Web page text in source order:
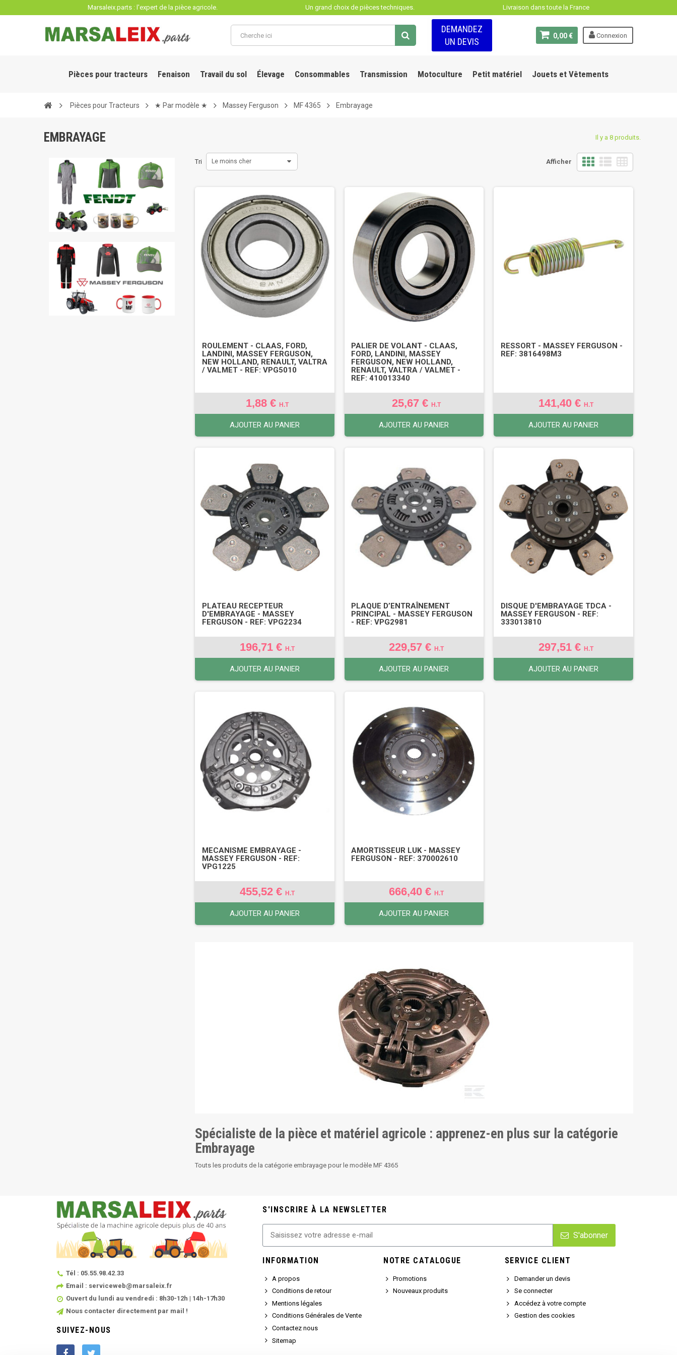
Marsaleix.parts : l'expert de la pièce agricole. Un grand choix de pièces techniques. Livraison dans toute la France
Connexion
0,00 €
DEMANDEZ
UN DEVIS
Pièces pour tracteurs Fenaison Travail du sol Élevage Consommables Transmission Motoculture Petit matériel Jouets et Vêtements
Pièces pour Tracteurs ★ Par modèle ★ Massey Ferguson MF 4365 Embrayage
EMBRAYAGE Il y a 8 produits.
Afficher
Tri Le moins cher
ROULEMENT - CLAAS, FORD,
LANDINI, MASSEY FERGUSON,
NEW HOLLAND, RENAULT, VALTRA
/ VALMET - REF: VPG5010
1,88 € H.T
AJOUTER AU PANIER
PALIER DE VOLANT - CLAAS,
FORD, LANDINI, MASSEY
FERGUSON, NEW HOLLAND,
RENAULT, VALTRA / VALMET -
REF: 410013340
25,67 €H.T
AJOUTER AU PANIER
RESSORT - MASSEY FERGUSON -
REF: 3816498M3
141,40 €H.T
AJOUTER AU PANIER
PLATEAU RECEPTEUR
D'EMBRAYAGE - MASSEY
FERGUSON - REF: VPG2234
196,71 € H.T
AJOUTER AU PANIER
PLAQUE D’ENTRAÎNEMENT
PRINCIPAL - MASSEY FERGUSON
- REF: VPG2981
229,57 €H.T
AJOUTER AU PANIER
DISQUE D'EMBRAYAGE TDCA -
MASSEY FERGUSON - REF:
333013810
297,51 €H.T
AJOUTER AU PANIER
MECANISME EMBRAYAGE -
MASSEY FERGUSON - REF:
VPG1225
455,52 € H.T
AJOUTER AU PANIER
AMORTISSEUR LUK - MASSEY
FERGUSON - REF: 370002610
666,40 €H.T
AJOUTER AU PANIER
Spécialiste de la pièce et matériel agricole : apprenez-en plus sur la catégorie
Embrayage
Touts les produits de la catégorie embrayage pour le modèle MF 4365
Tél : 05.55.98.42.33
Email : serviceweb@marsaleix.fr
Ouvert du lundi au vendredi : 8h30-12h | 14h-17h30
Nous contacter directement par mail !
SUIVEZ-NOUS
S'INSCRIRE À LA NEWSLETTER
S'abonner
INFORMATION
A propos
Conditions de retour
Mentions légales
Conditions Générales de Vente
Contactez nous
Sitemap
NOTRE CATALOGUE
Promotions
Nouveaux produits
SERVICE CLIENT
Demander un devis
Se connecter
Accédez à votre compte
Gestion des cookies
Panneau de gestion des cookies